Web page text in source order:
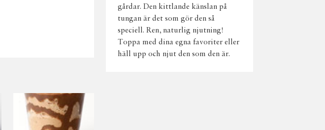
gårdar. Den kittlande känslan på
tungan är det som gör den så
speciell. Ren, naturlig njutning!
Toppa med dina egna favoriter eller
häll upp och njut den som den är.